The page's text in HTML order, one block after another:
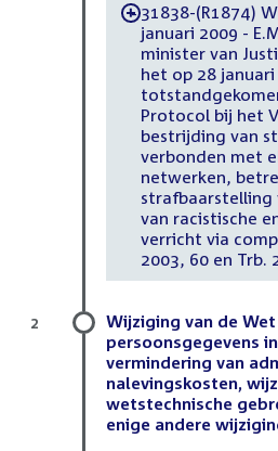
-31838-(R1874)
januari 2009 -
minister van
het op 28
Protocol bij het
bestrijding van
verbonden met
netwerken,
strafbaarstelling
van racistische
verricht via
2003, 60 en Trb.
Wijziging van de
persoonsgegevens
vermindering van
nalevingskosten,
wetstechnische
enige andere
2